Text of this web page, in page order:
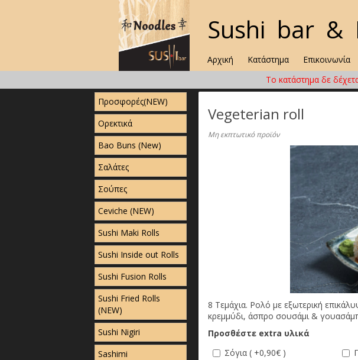
Sushi bar &
Αρχική Κατάστημα Επικοινωνία
Το κατάστημα δε
Προσφορές(NEW)
Ορεκτικά
Bao Buns (New)
Σαλάτες
Σούπες
Ceviche (NEW)
Sushi Maki Rolls
Sushi Inside out Rolls
Sushi Fusion Rolls
Sushi Fried Rolls
(NEW)
Sushi Nigiri
Sashimi
Vegeterian roll
Μη εκπτωτικό προϊόν
8 Τεμάχια. Ρολό με εξωτερική
κρεμμύδι, άσπρο σουσάμι &
Προσθέστε extra υλικά
Σόγια ( +0,90€ )